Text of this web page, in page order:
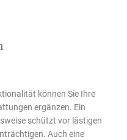
können Sie Ihre
ergänzen. Ein
schützt vor lästigen
Auch eine